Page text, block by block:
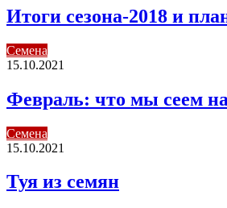
Итоги сезона-2018 и
Семена
15.10.2021
Февраль: что мы сеем на
Семена
15.10.2021
Туя из семян